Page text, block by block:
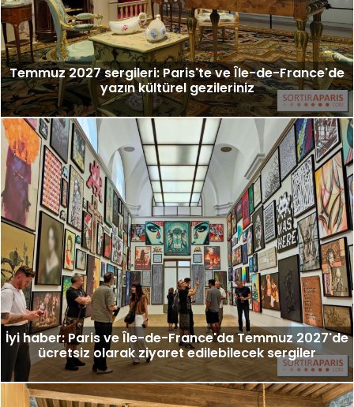
Temmuz 2027 sergileri: Paris'te ve Île-de-France'de
yazın kültürel gezileriniz
İyi haber: Paris ve Île-de-France'da Temmuz 2027'de
ücretsiz olarak ziyaret edilebilecek sergiler